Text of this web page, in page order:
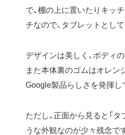
で、棚の上に置いたりキッ
チなので、タブレットとし
デザインは美しく、ボディ
また本体裏のゴムはオレン
Google製品らしさを発揮し
ただし、正面から見ると「
うな外観なのが少々残念です